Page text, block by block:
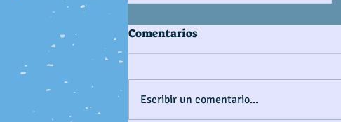
Comentarios
Escribir un comentario...